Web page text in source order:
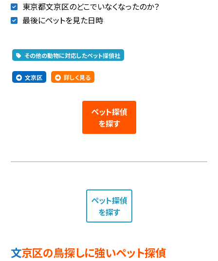
東京都文京区のどこでいなくなったのか？
最後にペットを見た日時
その他の動物に対応したペット探偵社
文京区 詳しく見る
ペット探偵
を探す
ペット探偵
を探す
文京区の鳥探しに強いペット探偵